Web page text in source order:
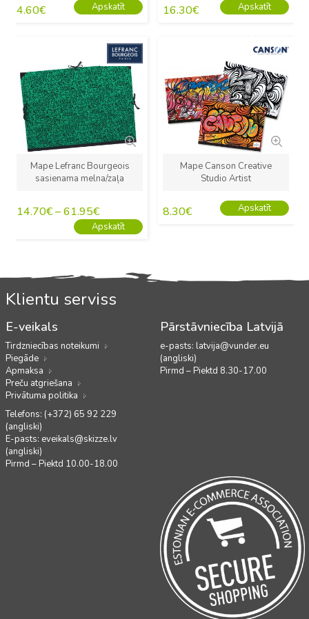
4.60€ Apskatīt 16.30€ Apskatīt
Mape Lefranc Bourgeois
sasienama melna/zaļa
14.70€–61.95€
Apskatīt
Mape Canson Creative
Studio Artist
8.30€ Apskatīt
Klientu serviss
E-veikals
Tirdzniecības noteikumi
Piegāde
Apmaksa
Preču atgriešana
Privātuma politika
Telefons: (+372) 65 92 229
(angliski)
E-pasts: eveikals@skizze.lv
(angliski)
Pirmd – Piektd 10.00-18.00
Pārstāvniecība Latvijā
e-pasts: latvija@vunder.eu
(angliski)
Pirmd – Piektd 8.30-17.00